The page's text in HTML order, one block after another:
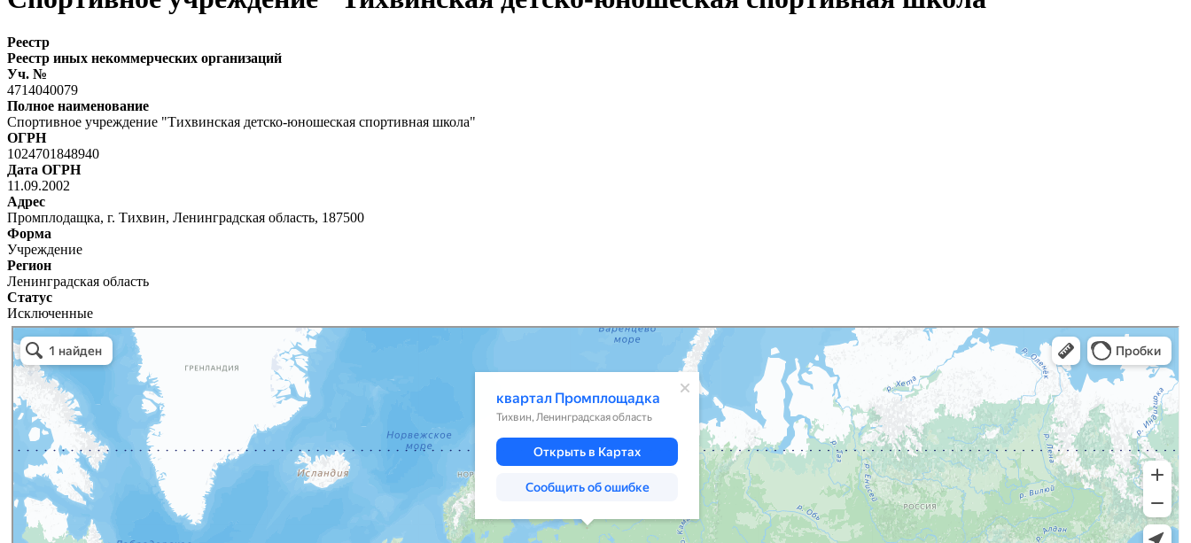
Реестр
Реестр иных некоммерческих организаций
Уч. №
4714040079
Полное наименование
Спортивное учреждение "Тихвинская детско-юношеская спортивная школа"
ОГРН
1024701848940
Дата ОГРН
11.09.2002
Адрес
Промплодащка, г. Тихвин, Ленинградская область, 187500
Форма
Учреждение
Регион
Ленинградская область
Статус
Исключенные